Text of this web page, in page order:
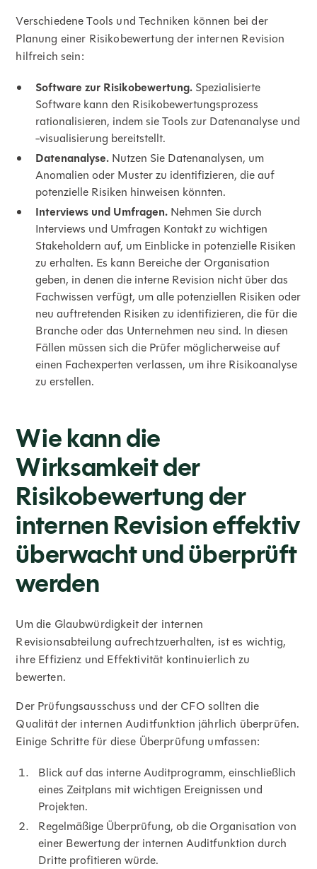
Verschiedene Tools und Techniken können bei der
Planung einer Risikobewertung der internen Revision
hilfreich sein:
Software zur Risikobewertung. Spezialisierte
Software kann den Risikobewertungsprozess
rationalisieren, indem sie Tools zur Datenanalyse und
-visualisierung bereitstellt.
Datenanalyse. Nutzen Sie Datenanalysen, um
Anomalien oder Muster zu identifizieren, die auf
potenzielle Risiken hinweisen könnten.
Interviews und Umfragen. Nehmen Sie durch
Interviews und Umfragen Kontakt zu wichtigen
Stakeholdern auf, um Einblicke in potenzielle Risiken
zu erhalten. Es kann Bereiche der Organisation
geben, in denen die interne Revision nicht über das
Fachwissen verfügt, um alle potenziellen Risiken oder
neu auftretenden Risiken zu identifizieren, die für die
Branche oder das Unternehmen neu sind. In diesen
Fällen müssen sich die Prüfer möglicherweise auf
einen Fachexperten verlassen, um ihre Risikoanalyse
zu erstellen.
Wie kann die
Wirksamkeit der
Risikobewertung der
internen Revision effektiv
überwacht und überprüft
werden
Um die Glaubwürdigkeit der internen
Revisionsabteilung aufrechtzuerhalten, ist es wichtig,
ihre Effizienz und Effektivität kontinuierlich zu
bewerten.
Der Prüfungsausschuss und der CFO sollten die
Qualität der internen Auditfunktion jährlich überprüfen.
Einige Schritte für diese Überprüfung umfassen:
Blick auf das interne Auditprogramm, einschließlich
eines Zeitplans mit wichtigen Ereignissen und
Projekten.
Regelmäßige Überprüfung, ob die Organisation von
einer Bewertung der internen Auditfunktion durch
Dritte profitieren würde.